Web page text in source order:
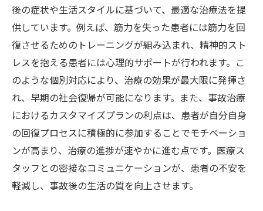
後の症状や生活スタイルに基づいて、最適な治療法を提
供しています。例えば、筋力を失った患者には筋力を回
復させるためのトレーニングが組み込まれ、精神的スト
レスを抱える患者には心理的サポートが行われます。こ
のような個別対応により、治療の効果が最大限に発揮さ
れ、早期の社会復帰が可能になります。また、事故治療
におけるカスタマイズプランの利点は、患者が自分自身
の回復プロセスに積極的に参加することでモチベーショ
ンが高まり、治療の進捗が速やかに進む点です。医療ス
タッフとの密接なコミュニケーションが、患者の不安を
軽減し、事故後の生活の質を向上させます。